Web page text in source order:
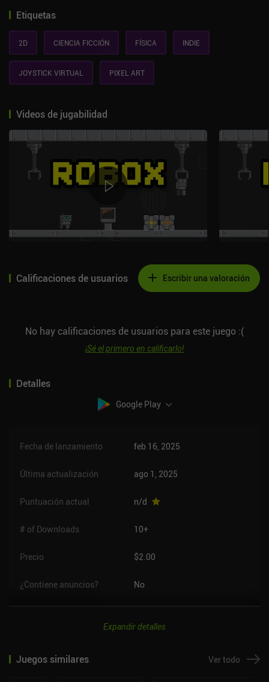
Etiquetas
2D CIENCIA FICCIÓN FÍSICA INDIE
JOYSTICK VIRTUAL PIXEL ART
Videos de jugabilidad
Calificaciones de usuarios Escribir una valoración
No hay calificaciones de usuarios para este juego :(
¡Sé el primero en calificarlo!
Detalles
Google Play
Fecha de lanzamiento feb 16, 2025
Última actualización ago 1, 2025
Puntuación actual n/d
# of Downloads 10+
Precio $2.00
¿Contiene anuncios? No
Expandir detalles
Juegos similares Ver todo